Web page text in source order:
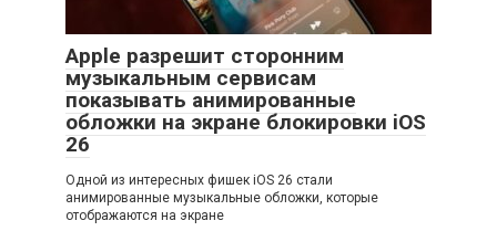
Apple разрешит сторонним
музыкальным сервисам
показывать анимированные
обложки на экране блокировки iOS
26
Одной из интересных фишек iOS 26 стали
анимированные музыкальные обложки, которые
отображаются на экране